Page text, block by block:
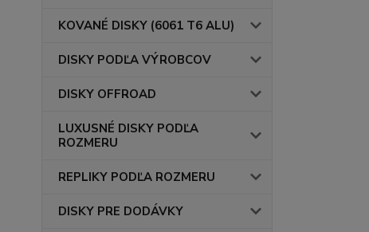
KOVANÉ DISKY (6061 T6 ALU)
DISKY PODĽA VÝROBCOV
DISKY OFFROAD
LUXUSNÉ DISKY PODĽA
ROZMERU
REPLIKY PODĽA ROZMERU
DISKY PRE DODÁVKY